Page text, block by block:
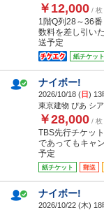
￥12,000 /
1階Q列28～36
数料を差し引い
送予定
紙チケット
ナイボー!
2026/10/18 (日) 13
東京建物 ぴあ シ
￥28,000 /
TBS先行チケッ
であってもキャ
予定
紙チケット 郵送
ナイボー!
2026/10/22 (木) 18